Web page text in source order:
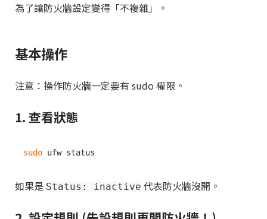
為了讓防火牆設定變得「不複雜」。
基本操作
注意：操作防火牆一定要有 sudo 權限。
1. 查看狀態
sudo
如果是 Status: inactive 代表防火牆沒開。